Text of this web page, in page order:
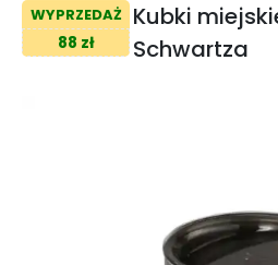
WYPRZEDAŻ
88 zł
Kubki
Schwartza